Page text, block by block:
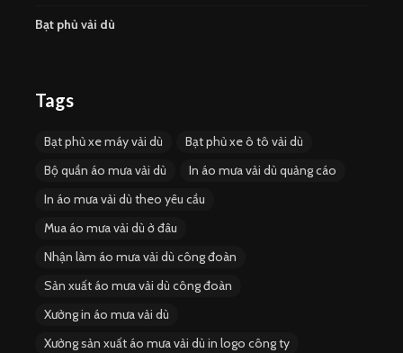
Bạt phủ vải dù
Tags
Bạt phủ xe máy vải dù
Bạt phủ xe ô tô vải dù
Bộ quần áo mưa vải dù
In áo mưa vải dù quảng cáo
In áo mưa vải dù theo yêu cầu
Mua áo mưa vải dù ở đâu
Nhận làm áo mưa vải dù công đoàn
Sản xuất áo mưa vải dù công đoàn
Xưởng in áo mưa vải dù
Xưởng sản xuất áo mưa vải dù in logo công ty